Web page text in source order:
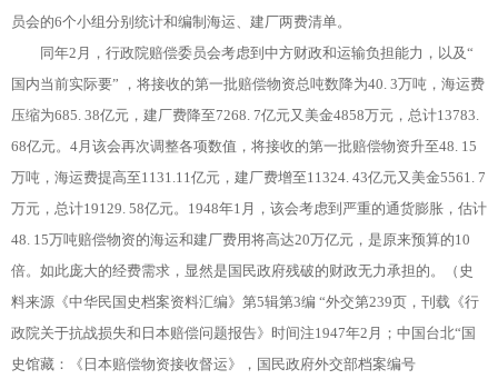
员会的6个小组分别统计和编制海运、建厂两费清单。
同年2月，行政院赔偿委员会考虑到中方财政和运输负担能力，以及“
国内当前实际要” ，将接收的第一批赔偿物资总吨数降为40. 3万吨，海运费
压缩为685. 38亿元，建厂费降至7268. 7亿元又美金4858万元，总计13783.
68亿元。4月该会再次调整各项数值，将接收的第一批赔偿物资升至48. 15
万吨，海运费提高至1131.11亿元，建厂费增至11324. 43亿元又美金5561. 7
万元，总计19129. 58亿元。1948年1月，该会考虑到严重的通货膨胀，估计
48. 15万吨赔偿物资的海运和建厂费用将高达20万亿元，是原来预算的10
倍。如此庞大的经费需求，显然是国民政府残破的财政无力承担的。（史
料来源《中华民国史档案资料汇编》第5辑第3编 “外交第239页，刊载《行
政院关于抗战损失和日本赔偿问题报告》时间注1947年2月；中国台北“国
史馆藏：《日本赔偿物资接收督运》，国民政府外交部档案编号